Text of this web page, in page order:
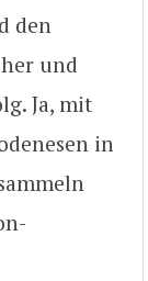
den
und
Ja, mit
in